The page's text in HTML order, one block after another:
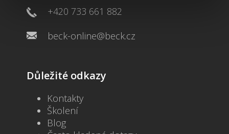
+420 733 661 882
beck-online@beck.cz
Důležité odkazy
Kontakty
Školení
Blog